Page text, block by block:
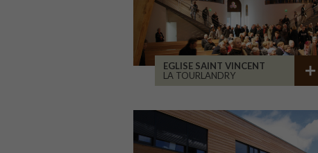
EGLISE SAINT VINCENT
LA TOURLANDRY